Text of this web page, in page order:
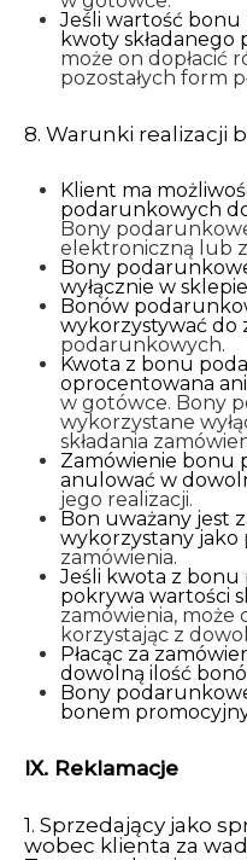
Jeśli wartość
kwoty składanego
może on dopłacić
pozostałych form
8. Warunki realizacji
Klient ma
podarunkowych
Bony
elektroniczną lub
Bony
wyłącznie w
Bonów
wykorzystywać do
podarunkowych.
Kwota z bonu
oprocentowana
w gotówce. Bony
wykorzystane
składania
Zamówienie bonu
anulować w
jego realizacji.
Bon uważany jest
wykorzystany jako
zamówienia.
Jeśli kwota z
pokrywa wartości
zamówienia, może
korzystając z
Płacąc za
dowolną ilość
Bony
bonem
IX. Reklamacje
1. Sprzedający jako
wobec klienta za